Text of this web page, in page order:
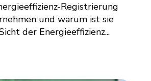
Registrierung
und warum ist sie
der Energieeffizienz...